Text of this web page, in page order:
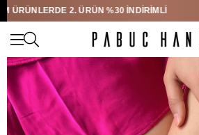
2. ÜRÜN %30 İNDİRİMLİ
YEŞİL TAŞLI MİNİ TOPUKLU AYAKKABI